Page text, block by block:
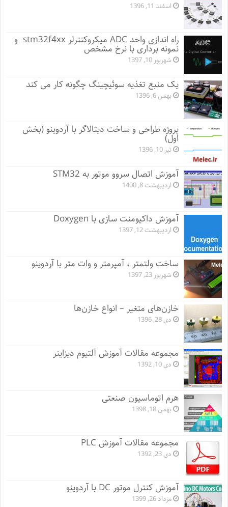
اسفند 11, 1396
راه اندازی واحد ADC میکروکنترلر stm32f4xx و
نمونه برداری با نرخ مشخص
شهریور 10, 1397
یک منبع تغذیه سوئیچینگ چگونه کار می کند
بهمن 6, 1396
پروژه طراحی و ساخت دیتالاگر با آردوینو (بخش
اول)
تیر 10, 1396
آموزش اتصال سروو موتور به STM32
اردیبهشت 8, 1400
آموزش داکیومنت سازی با Doxygen
اردیبهشت 12, 1397
ساخت ولتمتر ، آمپرمتر و وات متر با آردوینو
شهریور 23, 1397
خازن‌های متغیر – انواع خازن‌ها
دی 28, 1396
مجموعه مقالات آموزش آلتیوم دیزاینر
دی 10, 1392
هرم اتوماسیون صنعتی
بهمن 18, 1398
مجموعه مقالات آموزش PLC
دی 23, 1392
آموزش کنترل موتور DC با آردوینو
مرداد 26, 1399